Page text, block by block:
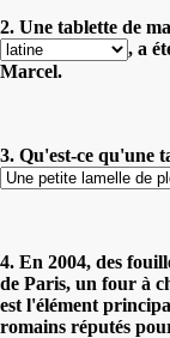
2. Une tablette de
, a
Marcel.
3. Qu'est-ce qu'une
4. En 2004, des
de Paris, un four à
est l'élément
romains réputés